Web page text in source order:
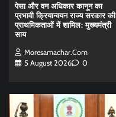
पेसा और वन अधिकार कानून का
प्रभावी क्रियान्वयन राज्य सरकार की
प्राथमिकताओं में शामिल: मुख्यमंत्री
साय
Moresamachar.com
5 August 2026
0